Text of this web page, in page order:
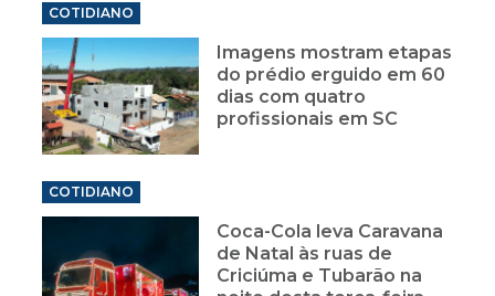
COTIDIANO
Imagens mostram etapas
do prédio erguido em 60
dias com quatro
profissionais em SC
COTIDIANO
Coca-Cola leva Caravana
de Natal às ruas de
Criciúma e Tubarão na